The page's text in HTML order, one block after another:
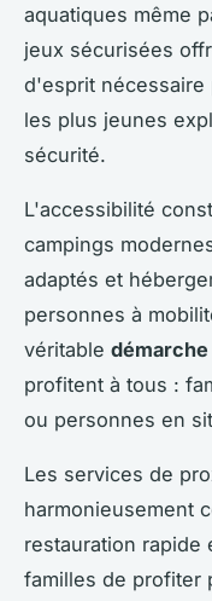
aquatiques même
jeux sécurisées
d'esprit nécessaire
les plus jeunes
sécurité.
L'accessibilité
campings
adaptés et
personnes à
véritable
profitent à tous :
ou personnes en
Les services de
harmonieusement
restauration rapide
familles de profiter